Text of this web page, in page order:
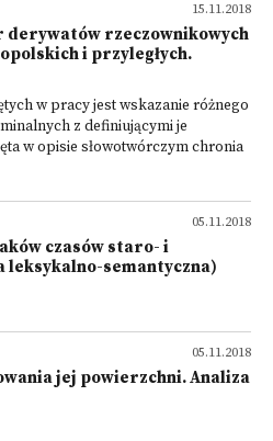
15.11.2018
derywatów rzeczownikowych
i przyległych.
w pracy jest wskazanie różnego
z definiującymi je
w opisie słowotwórczym chronia
05.11.2018
czasów staro- i
semantyczna)
05.11.2018
jej powierzchni. Analiza